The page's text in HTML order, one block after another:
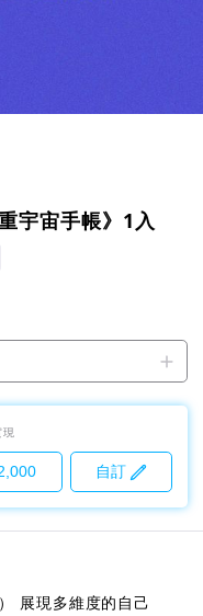
宇宙手帳》1入
現
自訂
展現多維度的自己